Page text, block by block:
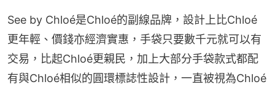
See by Chloé是Chloé的副線品牌，設計上比Chloé
更年輕、價錢亦經濟實惠，手袋只要數千元就可以有
交易，比起Chloé更親民，加上大部分手袋款式都配
有與Chloé相似的圓環標誌性設計，一直被視為Chloé